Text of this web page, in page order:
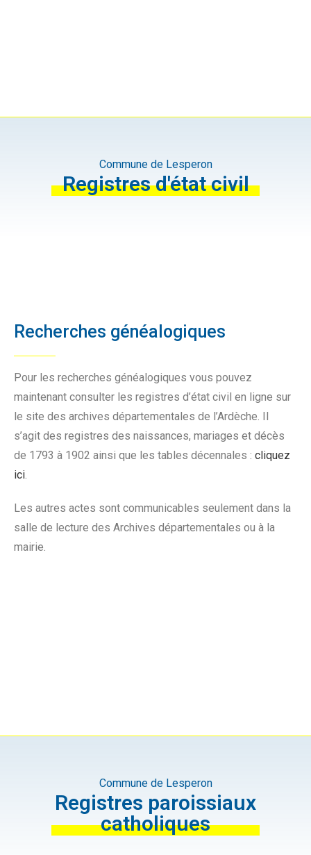
Commune de Lesperon
Registres d'état civil
Recherches généalogiques
Pour les recherches généalogiques vous pouvez
maintenant consulter les registres d’état civil en ligne sur
le site des archives départementales de l’Ardèche. Il
s’agit des registres des naissances, mariages et décès
de 1793 à 1902 ainsi que les tables décennales : cliquez
ici.
Les autres actes sont communicables seulement dans la
salle de lecture des Archives départementales ou à la
mairie.
Commune de Lesperon
Registres paroissiaux
catholiques